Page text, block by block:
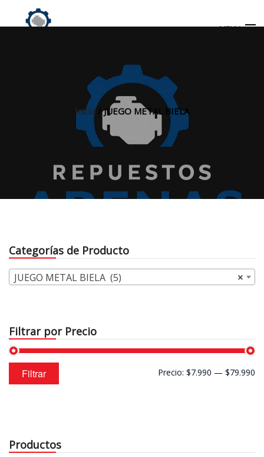
MENU
Inicio/ JUEGO METAL BIELA
Categorías de Producto
×
JUEGO METAL BIELA (5)
Filtrar por Precio
Precio
mínimo
Precio
máximo
Filtrar Precio: $7.990 — $79.990
Productos